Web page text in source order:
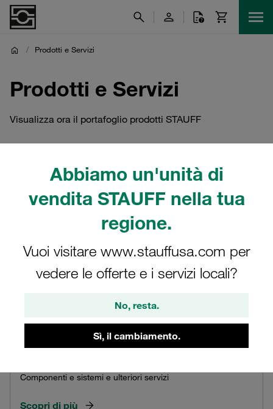
Abbiamo un'unità di
vendita STAUFF nella tua
regione.
Vuoi visitare www.stauffusa.com per
vedere le offerte e i servizi locali?
No, resta.
Sì, il cambiamento.
/ Prodotti e Servizi
Prodotti e Servizi
Visualizza ora il portafoglio prodotti STAUFF
Componenti e sistemi e ulteriori servizi
Scopri di più